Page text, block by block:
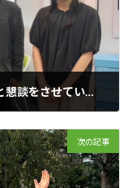
「2050年も住みたい練馬」のメンバーと懇談をさせていただきました。
次の記事